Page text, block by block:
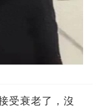
受衰老了，沒